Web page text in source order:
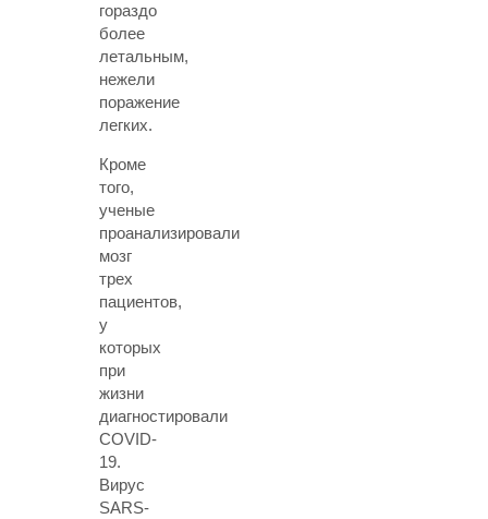
гораздо
более
летальным,
нежели
поражение
легких.
Кроме
того,
ученые
проанализировали
мозг
трех
пациентов,
у
которых
при
жизни
диагностировали
COVID-
19.
Вирус
SARS-